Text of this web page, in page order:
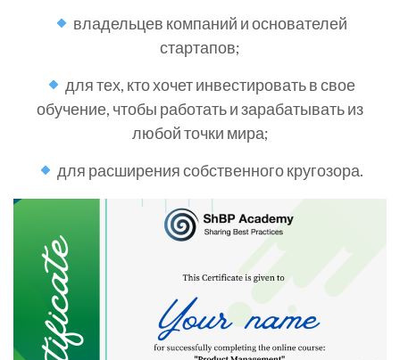
владельцев компаний и основателей
стартапов;
для тех, кто хочет инвестировать в свое
обучение, чтобы работать и зарабатывать из
любой точки мира;
для расширения собственного кругозора.